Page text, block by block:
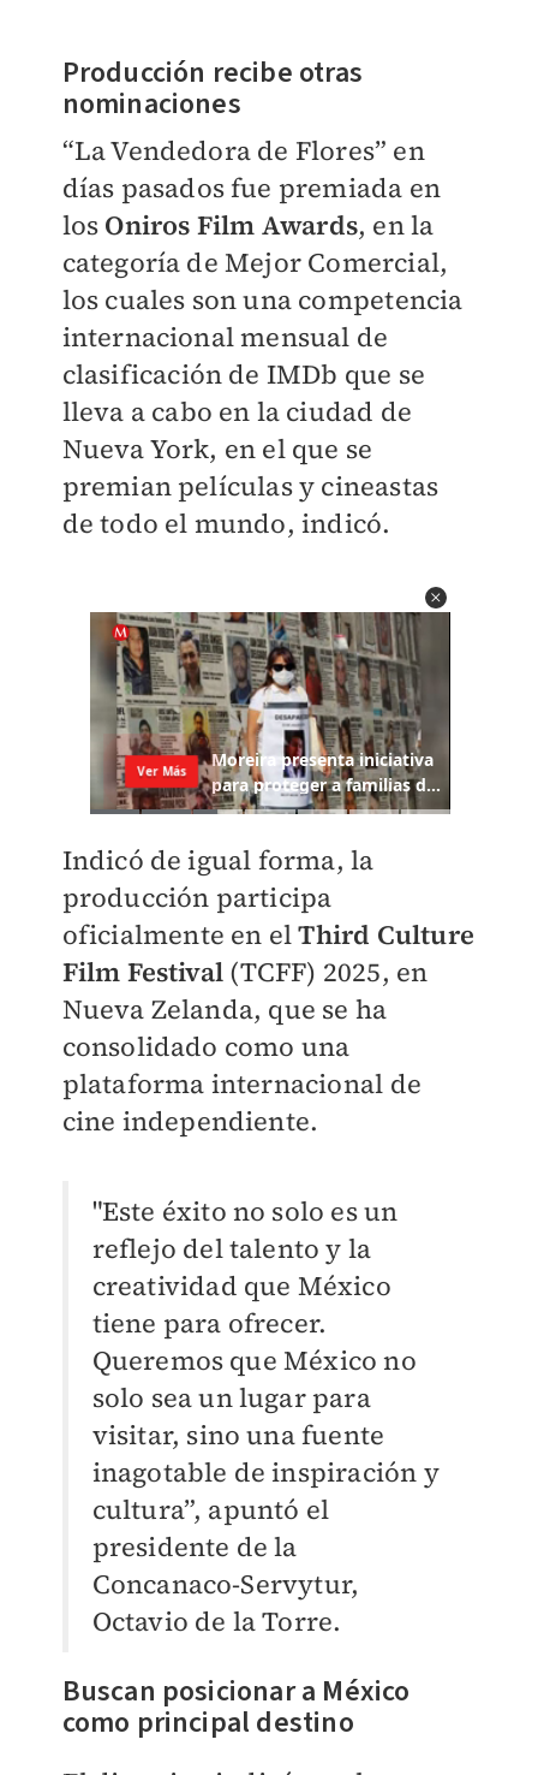
Producción recibe otras
nominaciones
“La Vendedora de Flores” en
días pasados fue premiada en
los Oniros Film Awards, en la
categoría de Mejor Comercial,
los cuales son una competencia
internacional mensual de
clasificación de IMDb que se
lleva a cabo en la ciudad de
Nueva York, en el que se
premian películas y cineastas
de todo el mundo, indicó.
Indicó de igual forma, la
producción participa
oficialmente en elThird Culture
Film Festival (TCFF) 2025, en
Nueva Zelanda, que se ha
consolidado como una
plataforma internacional de
cine independiente.
"Este éxito no solo es un
reflejo del talento y la
creatividad que México
tiene para ofrecer.
Queremos que México no
solo sea un lugar para
visitar, sino una fuente
inagotable de inspiración y
cultura”, apuntó el
presidente de la
Concanaco-Servytur,
Octavio de la Torre.
Buscan posicionar a México
como principal destino